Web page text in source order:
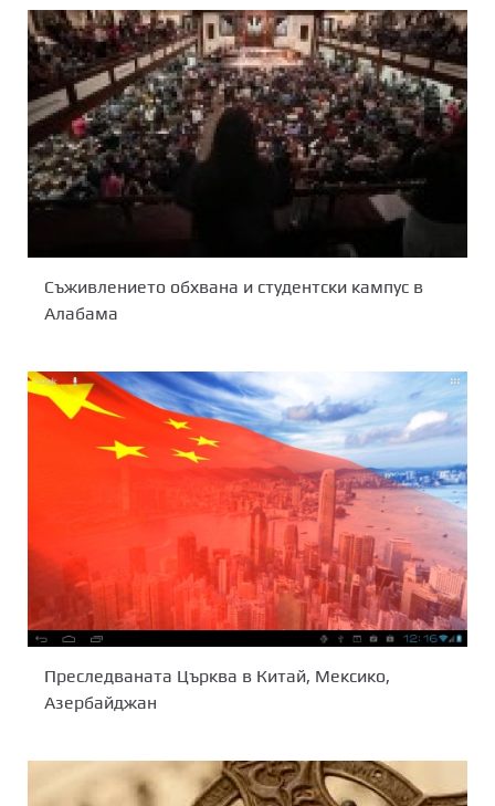
Съживлението обхвана и студентски кампус в
Алабама
Преследваната Църква в Китай, Мексико,
Азербайджан